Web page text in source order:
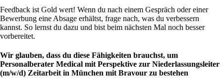
Feedback ist Gold wert! Wenn du nach einem Gespräch oder einer
Bewerbung eine Absage erhältst, frage nach, was du verbessern
kannst. So lernst du dazu und bist beim nächsten Mal noch besser
vorbereitet.
Wir glauben, dass du diese Fähigkeiten brauchst, um
Personalberater Medical mit Perspektive zur Niederlassungsleiter
(m/w/d) Zeitarbeit in München mit Bravour zu bestehen